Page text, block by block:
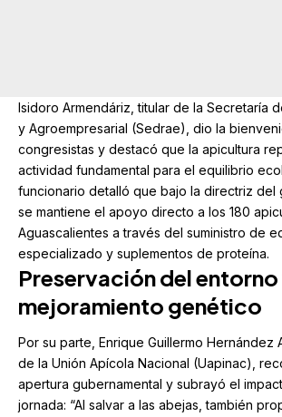
Isidoro Armendáriz, titular de la Secretaría
y Agroempresarial (Sedrae), dio la
congresistas y destacó que la apicultura
actividad fundamental para el equilibrio
funcionario detalló que bajo la directriz del
se mantiene el apoyo directo a los 180
Aguascalientes a través del suministro de
especializado y suplementos de proteína.
Preservación del entorno
mejoramiento genético
Por su parte, Enrique Guillermo Hernández
de la Unión Apícola Nacional (Uapinac) ,
apertura gubernamental y subrayó el
jornada: “Al salvar a las abejas, también